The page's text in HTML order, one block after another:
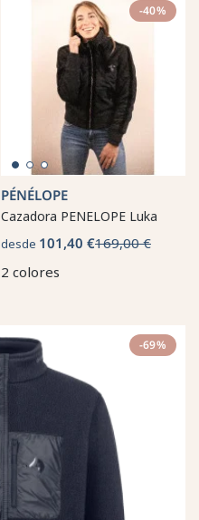
-40%
PÉNÉLOPE
Cazadora PENELOPE Luka
desde 101,40 €169,00 €
2 colores
-69%